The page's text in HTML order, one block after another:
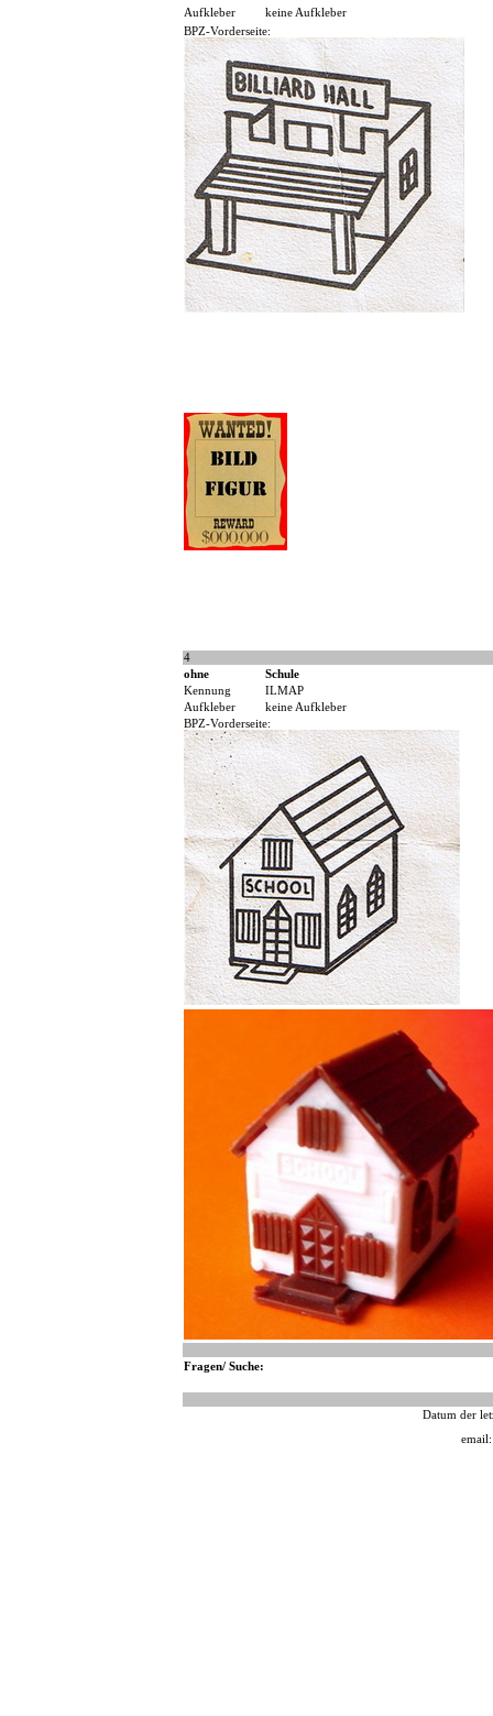
Aufkleber
keine Aufkleber
BPZ-Vorderseite:
4
ohne
Schule
Kennung
ILMAP
Aufkleber
keine Aufkleber
BPZ-Vorderseite:
Fragen/ Suche:
Datum der